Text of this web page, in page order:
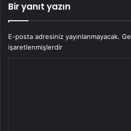
Bir yanıt yazın
E-posta adresiniz yayınlanmayacak.
işaretlenmişlerdir